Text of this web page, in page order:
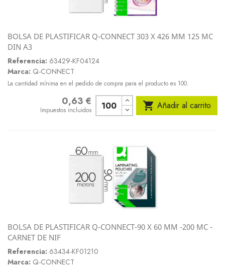
BOLSA DE PLASTIFICAR Q-CONNECT 303 X 426 MM 125 MC
DIN A3
Referencia: 63429-KF04124
Marca: Q-CONNECT
La cantidad mínima en el pedido de compra para el producto es 100.
0,63 €
Impuestos incluidos  Añadir al carrito
BOLSA DE PLASTIFICAR Q-CONNECT-90 X 60 MM -200 MC -
CARNET DE NIF
Referencia: 63434-KF01210
Marca: Q-CONNECT